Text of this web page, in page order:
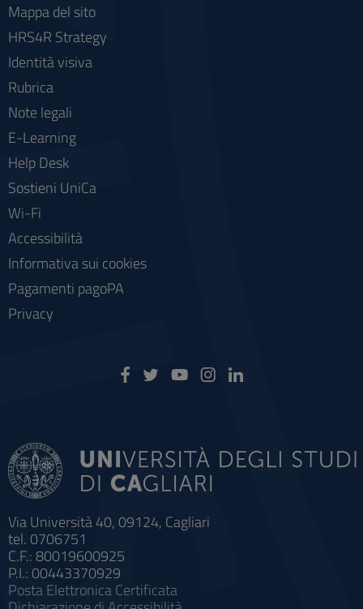
Via Università 40, 09124, Cagliari
tel. 0706751
C.F.: 80019600925
P.I.: 00443370929
Posta Elettronica Certificata
Mappa del sito
HRS4R Strategy
Identità visiva
Rubrica
Note legali
E-Learning
Help Desk
Sostieni UniCa
Wi-Fi
Accessibilità
Informativa sui cookies
Pagamenti pagoPA
Privacy